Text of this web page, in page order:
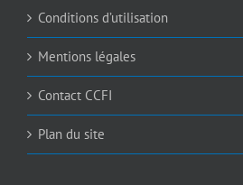
Conditions d’utilisation
Mentions légales
Contact CCFI
Plan du site